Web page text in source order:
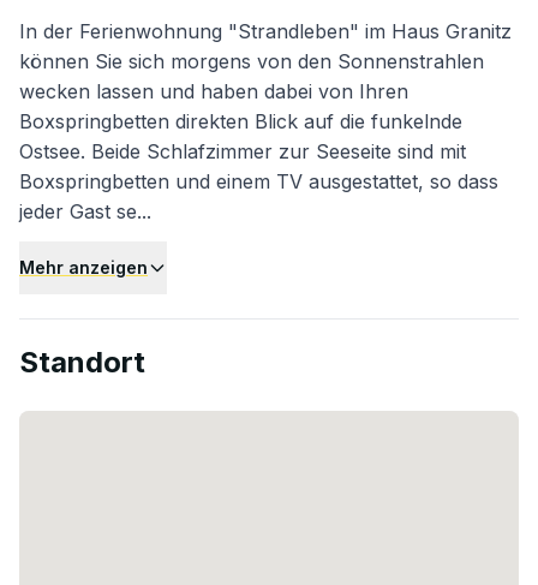
In der Ferienwohnung "Strandleben" im Haus Granitz
können Sie sich morgens von den Sonnenstrahlen
wecken lassen und haben dabei von Ihren
Boxspringbetten direkten Blick auf die funkelnde
Ostsee. Beide Schlafzimmer zur Seeseite sind mit
Boxspringbetten und einem TV ausgestattet, so dass
jeder Gast se...
Mehr anzeigen
Standort